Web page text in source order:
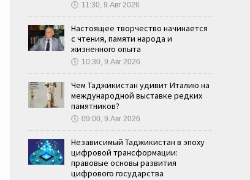
🕔 11:30, 9.Авг 2026
Настоящее творчество начинается
с чтения, памяти народа и
жизненного опыта
🕔 10:30, 9.Авг 2026
Чем Таджикистан удивит Италию на
международной выставке редких
памятников?
🕔 09:00, 9.Авг 2026
Независимый Таджикистан в эпоху
цифровой трансформации:
правовые основы развития
цифрового государства